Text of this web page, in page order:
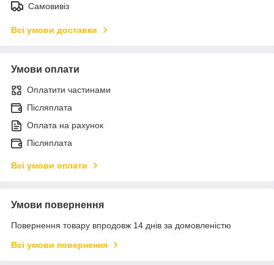
Самовивіз
Всі умови доставки
Умови оплати
Оплатити частинами
Післяплата
Оплата на рахунок
Післяплата
Всі умови оплати
Умови повернення
Повернення товару впродовж 14 днів за домовленістю
Всі умови повернення